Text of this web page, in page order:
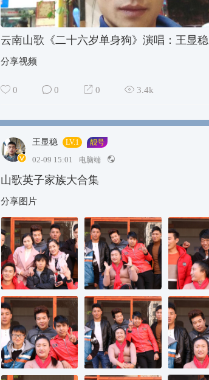
云南山歌《二十六岁单身狗》演唱：王显稳
分享视频
0 0 0 3.4k
王显稳 LV.1 靓号
02-09 15:01 电脑端
山歌英子家族大合集
分享图片